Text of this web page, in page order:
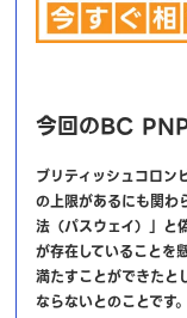
今回のBC
ブリティッシュコロ
の上限があるにも関わ
法（パスウェイ）」と
が存在していることを
満たすことができたと
ならないとのことです。